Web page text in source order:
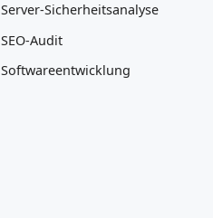
Server-Sicherheitsanalyse
SEO-Audit
Softwareentwicklung